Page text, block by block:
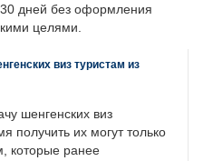
30 дней без оформления
целями.
виз туристам из
шенгенских виз
получить их могут только
которые ранее